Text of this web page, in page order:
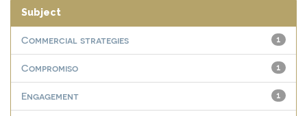
Subject
1
Commercial strategies
1
Compromiso
1
Engagement